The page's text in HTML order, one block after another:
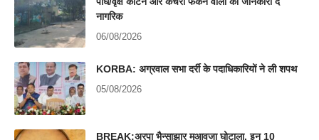
नागरिक
06/08/2026
KORBA: अग्रवाल सभा दर्री के पदाधिकारियों ने ली शपथ
05/08/2026
BREAK:अरपा भैन्साझार मुआवजा घोटाला, इन 10